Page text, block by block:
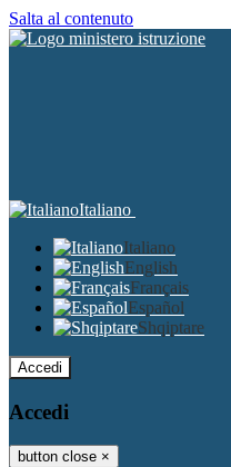
Salta al contenuto
Italiano
Italiano
English
Français
Español
Shqiptare
Accedi
Accedi
button close ×